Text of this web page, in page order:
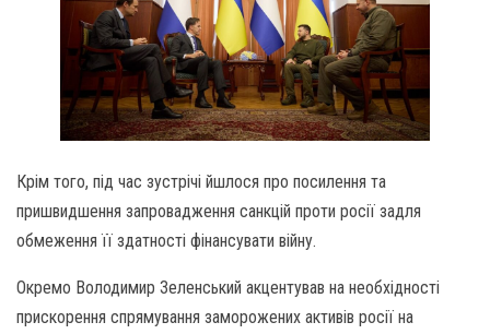
Крім того, під час зустрічі йшлося про посилення та
пришвидшення запровадження санкцій проти росії задля
обмеження її здатності фінансувати війну.
Окремо Володимир Зеленський акцентував на необхідності
прискорення спрямування заморожених активів росії на